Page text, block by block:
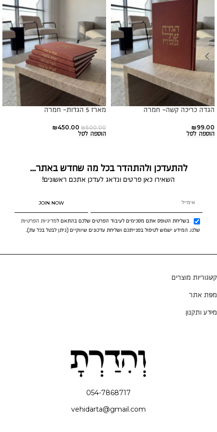
הגדה כריכה קשה- חמרה
₪99.00
הוספה לסל
מארז 5 הגדות- חמרה
₪500.00
₪450.00
הוספה לסל
להתעדכן ולהתהדר בכל מה שחדש באתר...
השאירו כאן פרטים ונדאג לעדכן אתכם ראשונים!
בשליחת הטופס אתם מסכימים לעיבוד הפרטים שלכם בהתאם למדיניות הפרטיות
שלנו. המידע ישמש לטיפול בפנייתכם ושליחת עדכונים שיווקיים (ניתן לבטל בכל עת).
JOIN NOW
קטגוריות מוצרים
מפת אתר
מידע ותקנון
054-7868717
vehidarta@gmail.com